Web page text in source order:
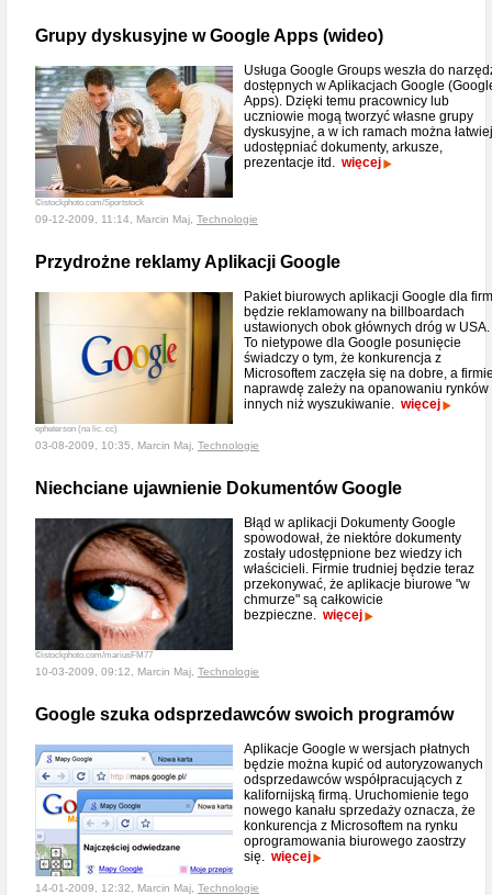
Grupy dyskusyjne w Google Apps (wideo)
©istockphoto.com/Sportstock
Usługa Google Groups weszła do
dostępnych w Aplikacjach Google
Apps). Dzięki temu pracownicy lub
uczniowie mogą tworzyć własne grupy
dyskusyjne, a w ich ramach można łatwiej
udostępniać dokumenty, arkusze,
prezentacje itd. więcej
09-12-2009, 11:14, Marcin Maj, Technologie
Przydrożne reklamy Aplikacji Google
epheterson (na lic. cc)
Pakiet biurowych aplikacji Google dla firm
będzie reklamowany na billboardach
ustawionych obok głównych dróg w USA.
To nietypowe dla Google posunięcie
świadczy o tym, że konkurencja z
Microsoftem zaczęła się na dobre, a
naprawdę zależy na opanowaniu rynków
innych niż wyszukiwanie. więcej
03-08-2009, 10:35, Marcin Maj, Technologie
Niechciane ujawnienie Dokumentów Google
©istockphoto.com/mariusFM77
Błąd w aplikacji Dokumenty Google
spowodował, że niektóre dokumenty
zostały udostępnione bez wiedzy ich
właścicieli. Firmie trudniej będzie teraz
przekonywać, że aplikacje biurowe "w
chmurze" są całkowicie
bezpieczne. więcej
10-03-2009, 09:12, Marcin Maj, Technologie
Google szuka odsprzedawców swoich programów
Aplikacje Google w wersjach płatnych
będzie można kupić od autoryzowanych
odsprzedawców współpracujących z
kalifornijską firmą. Uruchomienie tego
nowego kanału sprzedaży oznacza, że
konkurencja z Microsoftem na rynku
oprogramowania biurowego zaostrzy
się. więcej
14-01-2009, 12:32, Marcin Maj, Technologie